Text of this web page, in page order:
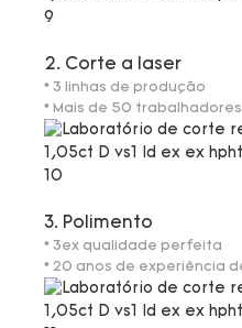
2. Corte a laser
* 3 linhas de produção
* Mais de 50
3. Polimento
* 3ex qualidade perfeita
* 20 anos de experiência